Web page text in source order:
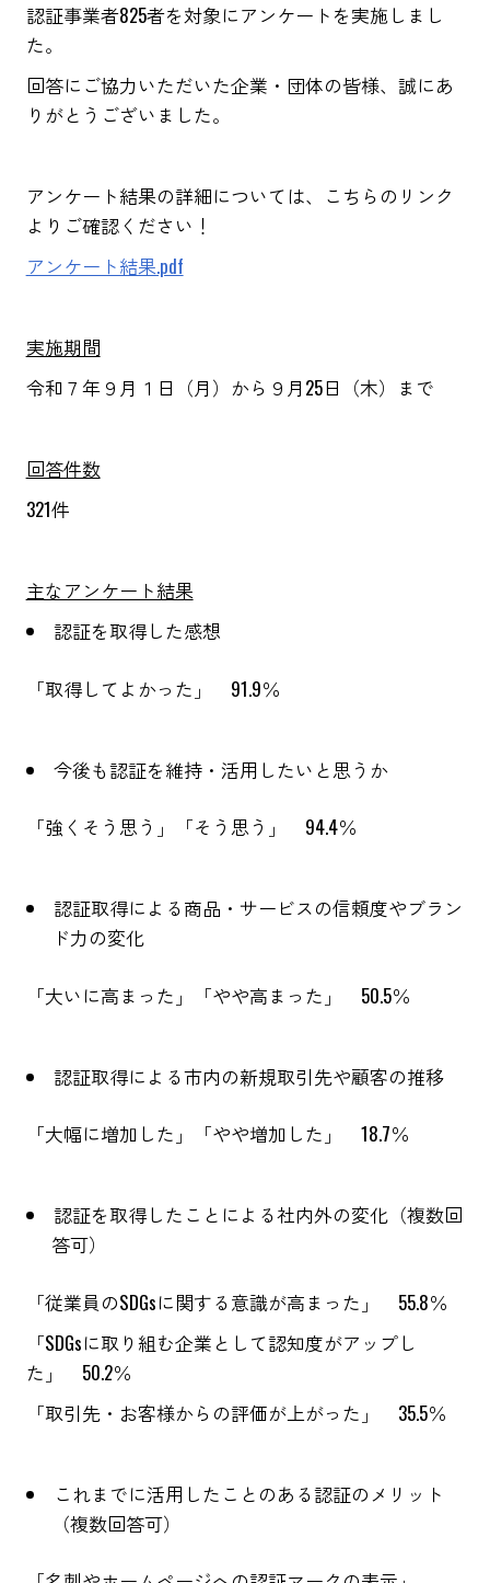
認証事業者825者を対象にアンケートを実施しまし
た。
回答にご協力いただいた企業・団体の皆様、誠にあ
りがとうございました。
アンケート結果の詳細については、こちらのリンク
よりご確認ください！
アンケート結果.pdf
実施期間
令和７年９月１日（月）から９月25日（木）まで
回答件数
321件
主なアンケート結果
認証を取得した感想
「取得してよかった」 91.9％
今後も認証を維持・活用したいと思うか
「強くそう思う」「そう思う」 94.4％
認証取得による商品・サービスの信頼度やブラン
ド力の変化
「大いに高まった」「やや高まった」 50.5％
認証取得による市内の新規取引先や顧客の推移
「大幅に増加した」「やや増加した」 18.7％
認証を取得したことによる社内外の変化（複数回
答可）
「従業員のSDGsに関する意識が高まった」 55.8％
「SDGsに取り組む企業として認知度がアップし
た」 50.2％
「取引先・お客様からの評価が上がった」 35.5％
これまでに活用したことのある認証のメリット
（複数回答可）